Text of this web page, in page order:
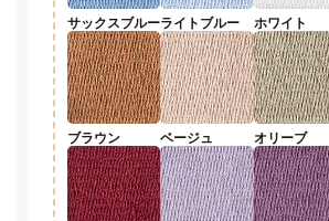
サックスブルーライトブルー ホワイト
ブラウン ベージュ オリーブ